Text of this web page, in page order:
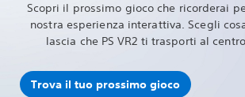
Scopri il prossimo gioco che ricorderai
nostra esperienza interattiva. Scegli
lascia che PS VR2 ti trasporti al
Trova il tuo prossimo gioco